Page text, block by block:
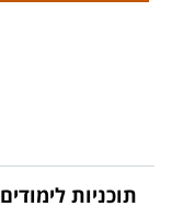
תוכניות לימודים